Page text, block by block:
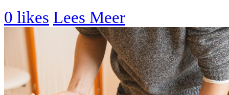
0 likes Lees Meer